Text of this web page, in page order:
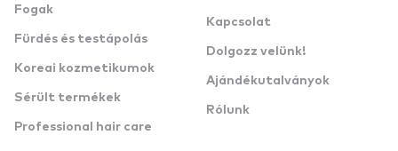
Fogak
Fürdés és testápolás
Koreai kozmetikumok
Sérült termékek
Professional hair care
Kapcsolat
Dolgozz velünk!
Ajándékutalványok
Rólunk